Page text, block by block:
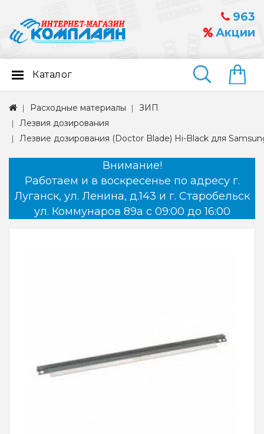
963
Акции
Найти
Каталог
Расходные материалы
ЗИП
Лезвия дозирования
Лезвие дозирования (Doctor Blade) Hi-Black для
Внимание!
Работаем и в воскресенье по адресу г.
Луганск, ул. Ленина, д.143 и г. Старобельск
ул. Коммунаров 89а с 09:00 до 16:00